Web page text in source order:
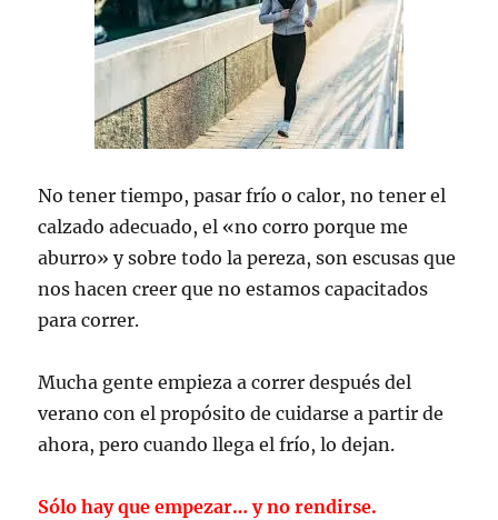
No tener tiempo, pasar frío o calor, no tener el
calzado adecuado, el «no corro porque me
aburro» y sobre todo la pereza, son escusas que
nos hacen creer que no estamos capacitados
para correr.
Mucha gente empieza a correr después del
verano con el propósito de cuidarse a partir de
ahora, pero cuando llega el frío, lo dejan.
Sólo hay que empezar… y no rendirse.